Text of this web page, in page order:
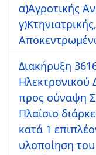
α)Αγροτικής
Διακήρυξη
Ηλεκτρονικού
προς σύναψη
Πλαίσιο
κατά 1
υλοποίηση